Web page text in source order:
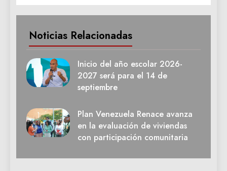
Noticias Relacionadas
Inicio del año escolar 2026-
2027 será para el 14 de
septiembre
Plan Venezuela Renace avanza
en la evaluación de viviendas
con participación comunitaria